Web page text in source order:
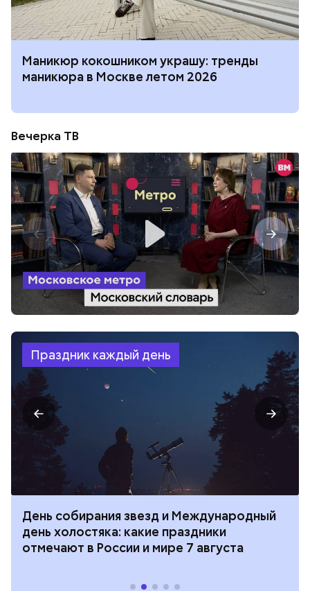
Маникюр кокошником украшу: тренды
маникюра в Москве летом 2026
Вечерка ТВ
Праздник каждый день
День собирания звезд и Международный
день холостяка: какие праздники
отмечают в России и мире 7 августа